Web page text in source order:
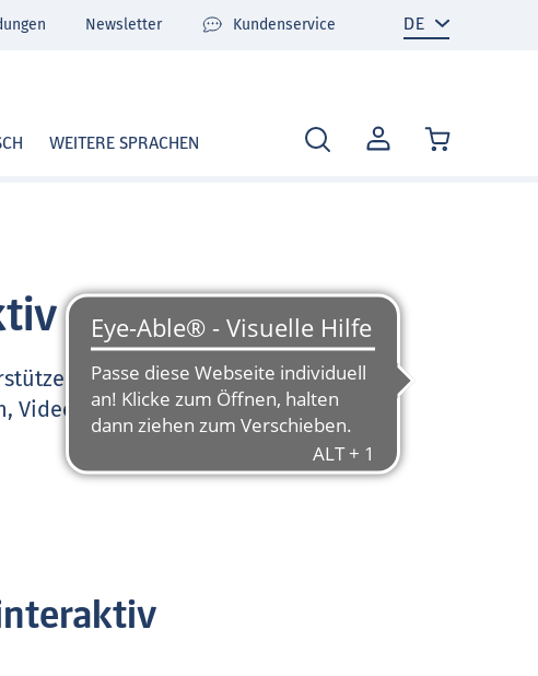
MEIN
KONTO
WEITERE SPRACHEN
Newsletter Kundenservice
Sie sehr gerne und
Tutorials und FAQ zu